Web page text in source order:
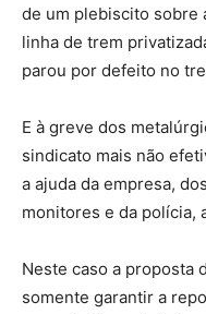
de um plebiscito sobre
linha de trem
parou por defeito no
E à greve dos
sindicato mais não
a ajuda da empresa,
monitores e da polícia,
Neste caso a proposta
somente garantir a